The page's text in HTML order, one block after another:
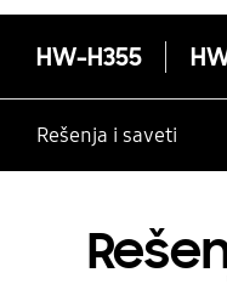
HW-H355
Rešenja i saveti